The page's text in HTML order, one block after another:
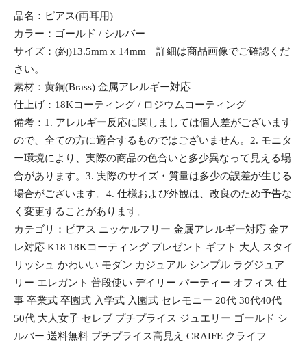
品名：ピアス(両耳用)
カラー：ゴールド / シルバー
サイズ：(約)13.5mm x 14mm 詳細は商品画像でご確認くだ
さい。
素材：黄銅(Brass) 金属アレルギー対応
仕上げ：18Kコーティング / ロジウムコーティング
備考：1. アレルギー反応に関しましては個人差がございます
ので、全ての方に適合するものではございません。2. モニタ
ー環境により、実際の商品の色合いと多少異なって見える場
合があります。3. 実際のサイズ・質量は多少の誤差が生じる
場合がございます。4. 仕様および外観は、改良のため予告な
く変更することがあります。
カテゴリ：ピアス ニッケルフリー 金属アレルギー対応 金ア
レ対応 K18 18Kコーティング プレゼント ギフト 大人 スタイ
リッシュ かわいい モダン カジュアル シンプル ラグジュア
リー エレガント 普段使い デイリー パーティー オフィス 仕
事 卒業式 卒園式 入学式 入園式 セレモニー 20代 30代40代
50代 大人女子 セレブ プチプライス ジュエリー ゴールド シ
ルバー 送料無料 プチプライス高見え CRAIFE クライフ